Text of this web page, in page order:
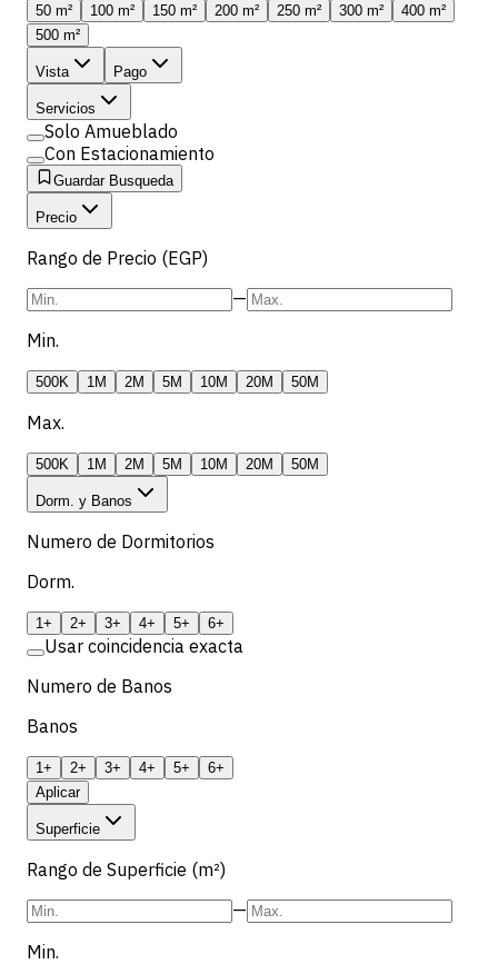
50 m² 100 m² 150 m² 200 m² 250 m² 300 m²
400 m²
500 m²
Vista Pago
Servicios
Solo Amueblado
Con Estacionamiento
Guardar Busqueda
Precio
Rango de Precio (EGP)
—
Min.
500K 1M 2M 5M 10M 20M 50M
Max.
500K 1M 2M 5M 10M 20M 50M
Dorm. y Banos
Numero de Dormitorios
Dorm.
1+ 2+ 3+ 4+ 5+ 6+
Usar coincidencia exacta
Numero de Banos
Banos
1+ 2+ 3+ 4+ 5+
6+
Aplicar
Superficie
Rango de Superficie (m²)
—
Min.